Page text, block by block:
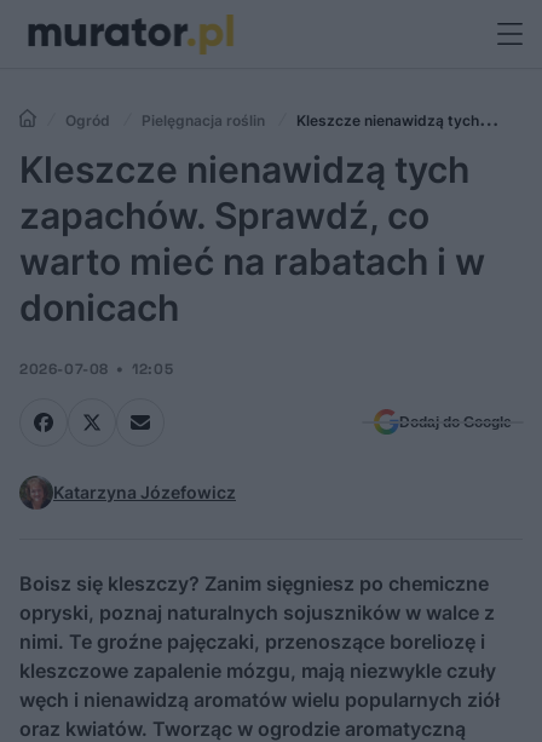
Ogród Pielęgnacja roślin
Kleszcze nienawidzą tych
zapachów. Sprawdź, co warto mieć na rabatach i w donicach
Kleszcze nienawidzą tych
zapachów. Sprawdź, co
warto mieć na rabatach i w
donicach
2026-07-08 12:05
Dodaj do Google
Katarzyna Józefowicz
Boisz się kleszczy? Zanim sięgniesz po chemiczne
opryski, poznaj naturalnych sojuszników w walce z
nimi. Te groźne pajęczaki, przenoszące boreliozę i
kleszczowe zapalenie mózgu, mają niezwykle czuły
węch i nienawidzą aromatów wielu popularnych ziół
oraz kwiatów. Tworząc w ogrodzie aromatyczną